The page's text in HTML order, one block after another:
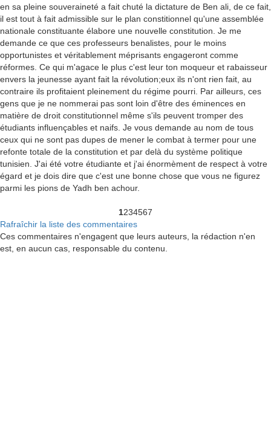
en sa pleine souveraineté a fait chuté la dictature de Ben ali, de ce fait,
il est tout à fait admissible sur le plan constitionnel qu'une assemblée
nationale constituante élabore une nouvelle constitution. Je me
demande ce que ces professeurs benalistes, pour le moins
opportunistes et véritablement méprisants engageront comme
réformes. Ce qui m'agace le plus c'est leur ton moqueur et rabaisseur
envers la jeunesse ayant fait la révolution;eux ils n'ont rien fait, au
contraire ils profitaient pleinement du régime pourri. Par ailleurs, ces
gens que je ne nommerai pas sont loin d'être des éminences en
matière de droit constitutionnel même s'ils peuvent tromper des
étudiants influençables et naifs. Je vous demande au nom de tous
ceux qui ne sont pas dupes de mener le combat à termer pour une
refonte totale de la constitution et par delà du système politique
tunisien. J'ai été votre étudiante et j'ai énormèment de respect à votre
égard et je dois dire que c'est une bonne chose que vous ne figurez
parmi les pions de Yadh ben achour.
1234567
Rafraîchir la liste des commentaires
Ces commentaires n'engagent que leurs auteurs, la rédaction n'en
est, en aucun cas, responsable du contenu.